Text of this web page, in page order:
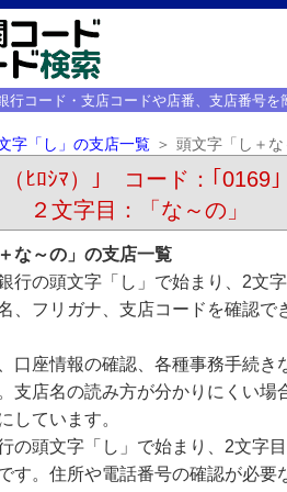
行コード・支店コードや店番、支店番号を
字「し」の支店一覧 頭文字「し＋
ﾋﾛｼﾏ）｣ コード：｢0169｣
文字目：「な～の」
な～の」の支店一覧
行の頭文字「し」で始まり、2文
、フリガナ、支店コードを確認
口座情報の確認、各種事務手続
支店名の読み方が分かりにくい
しています。
の頭文字「し」で始まり、2文字
す。住所や電話番号の確認が必